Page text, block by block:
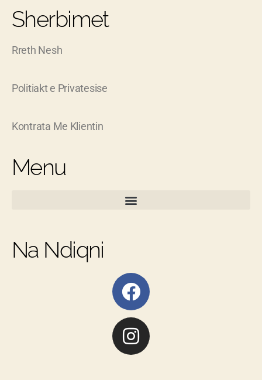
Sherbimet
Rreth Nesh
Politiakt e Privatesise
Kontrata Me Klientin
Menu
Na Ndiqni